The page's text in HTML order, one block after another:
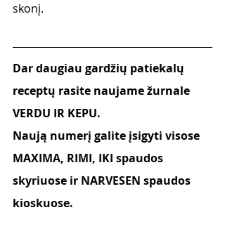
skonį.
Dar daugiau gardžių patiekalų
receptų rasite naujame žurnale
VERDU IR KEPU.
Naują numerį galite įsigyti visose
MAXIMA, RIMI, IKI spaudos
skyriuose ir NARVESEN spaudos
kioskuose.